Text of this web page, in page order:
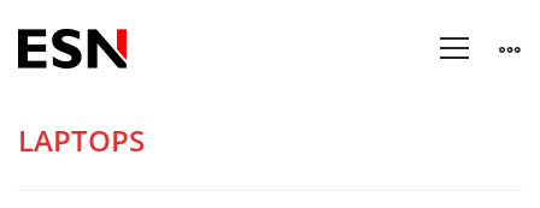
Laptops
LAPTOPS